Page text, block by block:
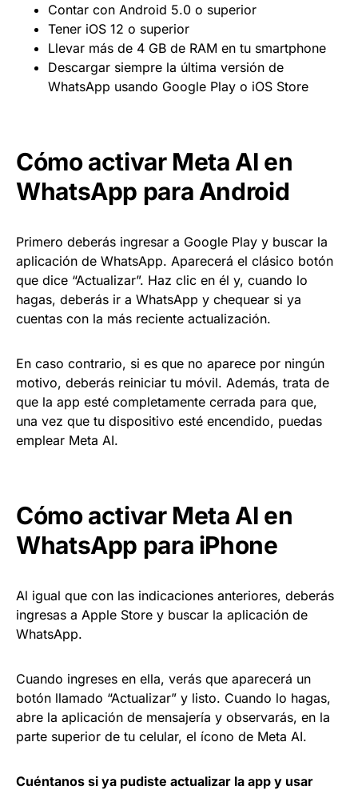
Contar con Android 5.0 o superior
Tener iOS 12 o superior
Llevar más de 4 GB de RAM en tu smartphone
Descargar siempre la última versión de
WhatsApp usando Google Play o iOS Store
Cómo activar Meta AI en
WhatsApp para Android
Primero deberás ingresar a Google Play y buscar la
aplicación de WhatsApp. Aparecerá el clásico botón
que dice “Actualizar”. Haz clic en él y, cuando lo
hagas, deberás ir a WhatsApp y chequear si ya
cuentas con la más reciente actualización.
En caso contrario, si es que no aparece por ningún
motivo, deberás reiniciar tu móvil. Además, trata de
que la app esté completamente cerrada para que,
una vez que tu dispositivo esté encendido, puedas
emplear Meta AI.
Cómo activar Meta AI en
WhatsApp para iPhone
Al igual que con las indicaciones anteriores, deberás
ingresas a Apple Store y buscar la aplicación de
WhatsApp.
Cuando ingreses en ella, verás que aparecerá un
botón llamado “Actualizar” y listo. Cuando lo hagas,
abre la aplicación de mensajería y observarás, en la
parte superior de tu celular, el ícono de Meta AI.
Cuéntanos si ya pudiste actualizar la app y usar